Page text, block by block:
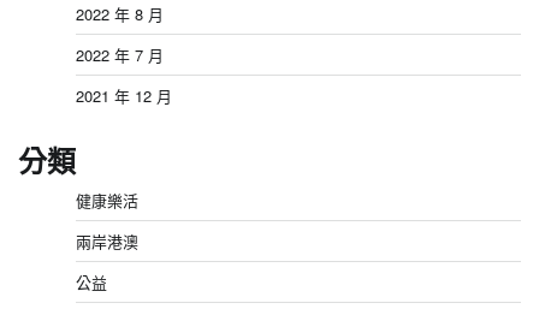
2022 年 8 月
2022 年 7 月
2021 年 12 月
分類
健康樂活
兩岸港澳
公益